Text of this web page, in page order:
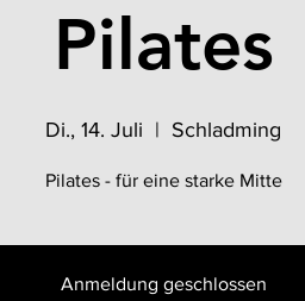
Pilates
Di., 14. Juli
  |
Schladming
Pilates - für eine starke Mitte
Anmeldung geschlossen